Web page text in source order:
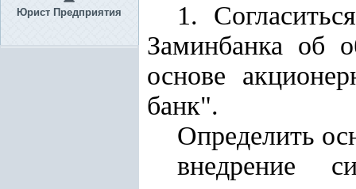
Юрист Предприятия
1.
Заминбанка об
основе
банк".
Определить
внедрение